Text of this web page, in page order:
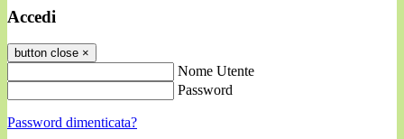
Accedi
button close ×
Nome Utente
Password
Password dimenticata?